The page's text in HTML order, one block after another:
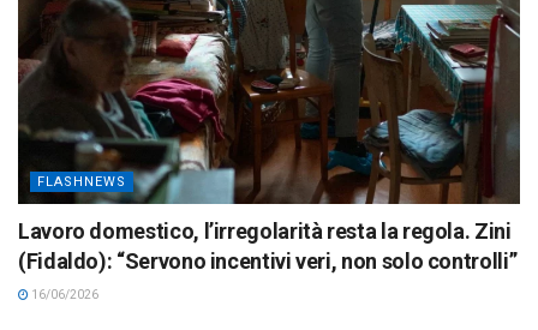
FLASHNEWS
Lavoro domestico, l’irregolarità resta la regola. Zini
(Fidaldo): “Servono incentivi veri, non solo controlli”
16/06/2026